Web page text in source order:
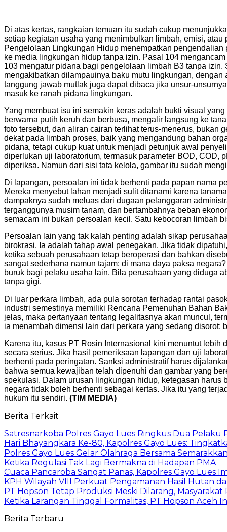
Di atas kertas, rangkaian temuan itu sudah cukup
setiap kegiatan usaha yang menimbulkan limbah, emisi,
Pengelolaan Lingkungan Hidup menempatkan
ke media lingkungan hidup tanpa izin. Pasal 104
103 mengatur pidana bagi pengelolaan limbah B3 tanpa
mengakibatkan dilampauinya baku mutu lingkungan,
tanggung jawab mutlak juga dapat dibaca jika unsur-
masuk ke ranah pidana lingkungan.
Yang membuat isu ini semakin keras adalah bukti visual
berwarna putih keruh dan berbusa, mengalir langsung ke
foto tersebut, dan aliran cairan terlihat terus-menerus, bukan
dekat pada limbah proses, baik yang mengandung bahan
pidana, tetapi cukup kuat untuk menjadi petunjuk awal
diperlukan uji laboratorium, termasuk parameter BOD, COD,
diperiksa. Namun dari sisi tata kelola, gambar itu sudah
Di lapangan, persoalan ini tidak berhenti pada papan nama
Mereka menyebut lahan menjadi sulit ditanami karena
dampaknya sudah meluas dari dugaan pelanggaran
terganggunya musim tanam, dan bertambahnya beban
semacam ini bukan persoalan kecil. Satu kebocoran limbah
Persoalan lain yang tak kalah penting adalah sikap
birokrasi. Ia adalah tahap awal penegakan. Jika tidak
ketika sebuah perusahaan tetap beroperasi dan bahkan
sangat sederhana namun tajam: di mana daya paksa
buruk bagi pelaku usaha lain. Bila perusahaan yang diduga
tanpa gigi.
Di luar perkara limbah, ada pula sorotan terhadap rantai
industri semestinya memiliki Rencana Pemenuhan Bahan
jelas, maka pertanyaan tentang legalitasnya akan muncul,
ia menambah dimensi lain dari perkara yang sedang
Karena itu, kasus PT Rosin Internasional kini menuntut
secara serius. Jika hasil pemeriksaan lapangan dan uji
berhenti pada peringatan. Sanksi administratif harus
bahwa semua kewajiban telah dipenuhi dan gambar yang
spekulasi. Dalam urusan lingkungan hidup, ketegasan harus
negara tidak boleh berhenti sebagai kertas. Jika itu yang
hukum itu sendiri. (TIM MEDIA)
Berita Terkait
Satresnarkoba Polres Gayo Lues Ringkus Dua
Hari Bhayangkara Ke-80, Kapolres Gayo Lues:
Polres Gayo Lues Gelar Olahraga Bersama
Ketika Regulasi Tak Lagi Bermakna di Hadapan PMA
Cuaca Pancaroba Sangat Panas, Kapolres Gayo Lues
KPH Wilayah VIII Perkuat Pengamanan Hasil Hutan
PT Hopson Tetap Produksi Meski Dilarang,
Ketika Larangan Tinggal Formalitas, PT Hopson
Berita Terbaru